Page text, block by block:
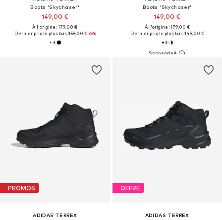
Boots 'Skychaser'
149,00 €
À l'origine : 179,00 €
Dernier prix le plus bas :159,00 €-6%
Boots 'Skychaser'
149,00 €
À l'origine : 179,00 €
Dernier prix le plus bas :149,00 €
PROMOS
ADIDAS TERREX
OFFRE
ADIDAS TERREX